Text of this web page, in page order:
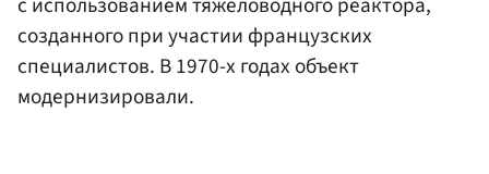
созданного при участии французских
специалистов. В 1970-х годах объект
модернизировали.